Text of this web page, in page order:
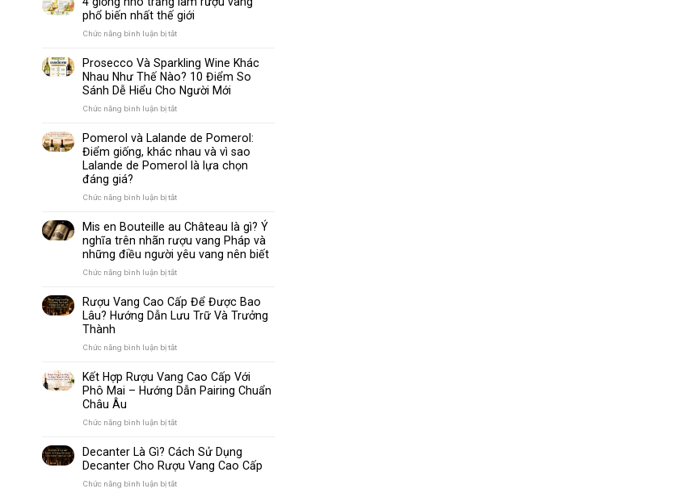
phổ biến nhất thế giới
Chức năng bình luận bị tắtở
giống
nho
trắng
làm
biến
nhất
thế
Prosecco Và Sparkling Wine Khác
Nhau Như Thế Nào? 10 Điểm So
Sánh Dễ Hiểu Cho Người Mới
Chức năng bình luận bị tắtở
Và
Sparkling
Wine
Khác
10
Điểm
So
Dễ
Cho
Người
Pomerol và Lalande de Pomerol:
Điểm giống, khác nhau và vì sao
Lalande de Pomerol là lựa chọn
đáng giá?
Chức năng bình luận bị tắtở
Lalande
de
Pomerol:
nhau
và
Pomerol
là
đáng
Mis en Bouteille au Château là gì? Ý
nghĩa trên nhãn rượu vang Pháp và
những điều người yêu vang nên biết
Chức năng bình luận bị tắtở
en
Bouteille
au
nghĩa
trên
và
những
người
Rượu Vang Cao Cấp Để Được Bao
Lâu? Hướng Dẫn Lưu Trữ Và Trưởng
Thành
Chức năng bình luận bị tắtở
Vang
Cao
Cấp
Hướng
Dẫn
Kết Hợp Rượu Vang Cao Cấp Với
Phô Mai – Hướng Dẫn Pairing Chuẩn
Châu Âu
Chức năng bình luận bị tắtở
Hợp
Rượu
Vang
Cao
Decanter Là Gì? Cách Sử Dụng
Decanter Cho Rượu Vang Cao Cấp
Chức năng bình luận bị tắtở